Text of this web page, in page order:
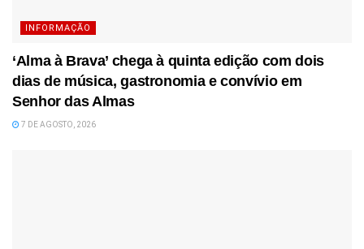
INFORMAÇÃO
‘Alma à Brava’ chega à quinta edição com dois
dias de música, gastronomia e convívio em
Senhor das Almas
7 DE AGOSTO, 2026